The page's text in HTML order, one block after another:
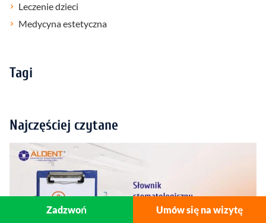
Leczenie dzieci
Medycyna estetyczna
Tagi
Najczęściej czytane
Zadzwoń Umów się na wizytę